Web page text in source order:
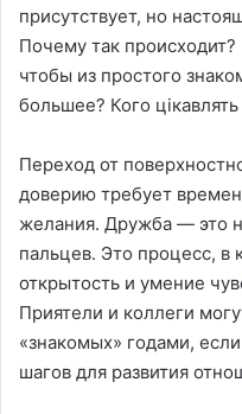
присутствует, но
Почему так
чтобы из простого
большее? Кого цікавлять
Переход от
доверию требует
желания. Дружба — это
пальцев. Это процесс, в
открытость и умение
Приятели и коллеги
«знакомых» годами,
шагов для развития